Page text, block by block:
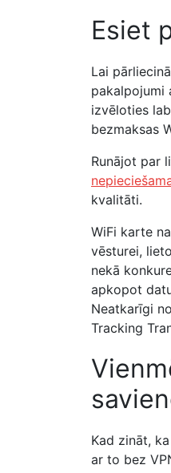
Esiet
Lai
pakalpojumi
izvēloties
bezmaksas
Runājot par
kvalitāti.
WiFi karte
vēsturei,
nekā
apkopot
Neatkarīgi
Tracking
Kad zināt,
ar to bez